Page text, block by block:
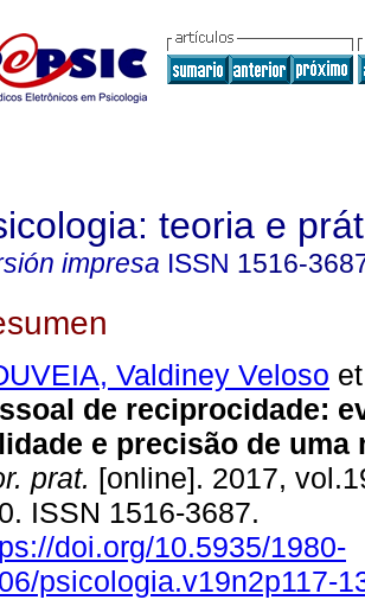
teoria e
impresa ISSN 1516-
Valdiney Veloso
de reciprocidade:
e precisão de uma
prat. [online]. 2017,
ISSN 1516-3687.
doi.org/10.5935/1980-
psicologia.v19n2p117-